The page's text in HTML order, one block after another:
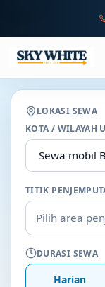
utama
LOKASI SEWA
KOTA / WILAYAH
TITIK
Pilih area
DURASI SEWA
Harian